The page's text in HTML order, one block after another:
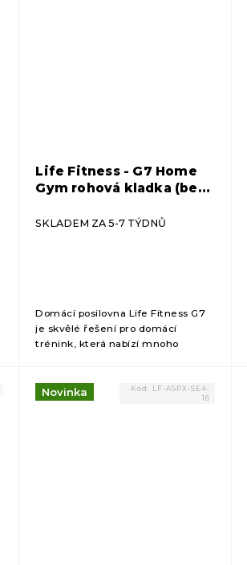
Life Fitness - G7 Home
Gym rohová kladka (bez
SKLADEM ZA 5-7 TÝDNŮ
Domácí posilovna Life Fitness G7
je skvělé řešení pro domácí
trénink, která nabízí mnoho
Novinka Kód: LF-ASPX-SE4-
16